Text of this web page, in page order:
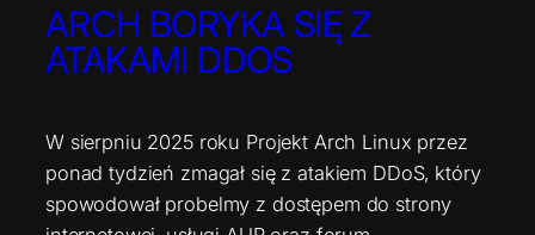
ARCH BORYKA SIĘ Z
ATAKAMI DDOS
W sierpniu 2025 roku Projekt Arch Linux przez
ponad tydzień zmagał się z atakiem DDoS, który
spowodował probelmy z dostępem do strony